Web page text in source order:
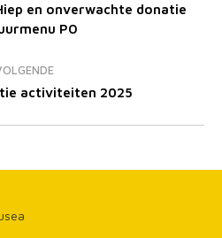
Vorig
bericht
en onverwachte donatie
PO
Volgend
activiteiten 2025